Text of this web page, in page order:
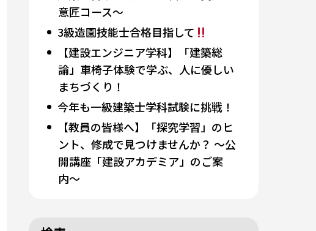
意匠コース～
3級造園技能士合格目指して
【建設エンジニア学科】「建築総
論」車椅子体験で学ぶ、人に優しい
まちづくり！
今年も一級建築士学科試験に挑戦！
【教員の皆様へ】「探究学習」のヒ
ント、修成で見つけませんか？ 〜公
開講座「建設アカデミア」のご案
内〜